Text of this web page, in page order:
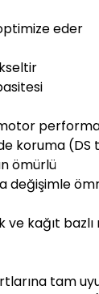
eder
koruma (DS
ömürlü
değişimle
ve kağıt
tam